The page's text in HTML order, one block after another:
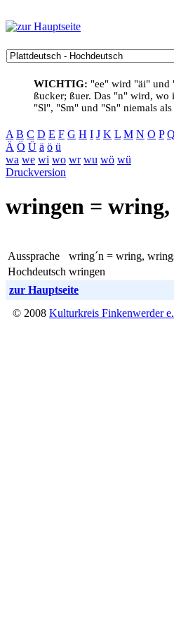
WICHTIG: "ee" wird "äi" und
ßucker; ßuer. Das "n" wird,
"Sl", "Sm" und "Sn" niemals
A B C D E F G H I J K L M N O P Q
Ä Ö Ü ä ö ü
wa we wi wo wr wu wö wü
Druckversion
wringen =
Aussprache
wring´n = wring,
Hochdeutsch wringen
zur Hauptseite
© 2008 Kulturkreis Finkenwerder